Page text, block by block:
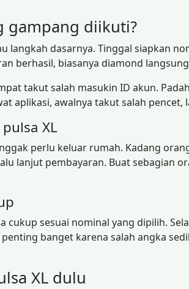
gampang diikuti?
dasarnya. Tinggal siapkan
berhasil, biasanya diamond
takut salah masukin ID akun.
aplikasi, awalnya takut salah pencet,
XL
perlu keluar rumah. Kadang
lanjut pembayaran. Buat sebagian
sesuai nominal yang dipilih.
banget karena salah angka
XL dulu